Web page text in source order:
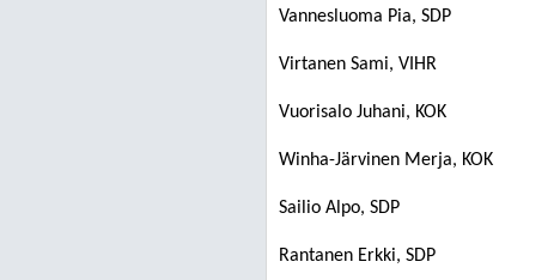
Vannesluoma Pia, SDP
Virtanen Sami, VIHR
Vuorisalo Juhani, KOK
Winha-Järvinen Merja, KOK
Sailio Alpo, SDP
Rantanen Erkki, SDP